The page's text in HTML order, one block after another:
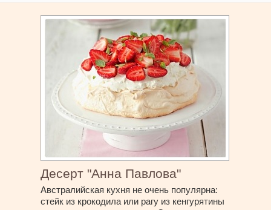
Десерт "Анна Павлова"
Австралийская кухня не очень популярна:
стейк из крокодила или рагу из кенгурятины